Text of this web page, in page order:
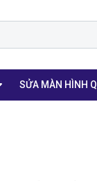
SỬA MÀN HÌNH